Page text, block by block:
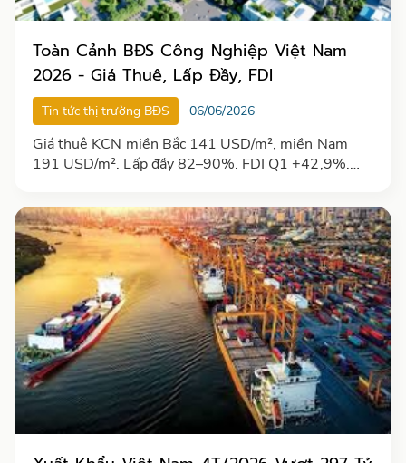
Toàn Cảnh BĐS Công Nghiệp Việt Nam
2026 - Giá Thuê, Lấp Đầy, FDI
Tin tức thị trường BĐS 06/06/2026
Giá thuê KCN miền Bắc 141 USD/m², miền Nam
191 USD/m². Lấp đầy 82–90%. FDI Q1 +42,9%.